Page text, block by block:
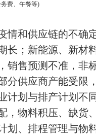
费、午餐等)
情和供应链的不确
长；新能源、新材
销售预测不准，非
分供应商产能受限
计划与排产计划不
，物料积压、缺货
划、排程管理与物